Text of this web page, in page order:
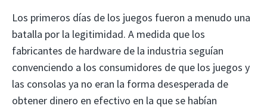
Los primeros días de los juegos fueron a menudo una
batalla por la legitimidad. A medida que los
fabricantes de hardware de la industria seguían
convenciendo a los consumidores de que los juegos y
las consolas ya no eran la forma desesperada de
obtener dinero en efectivo en la que se habían